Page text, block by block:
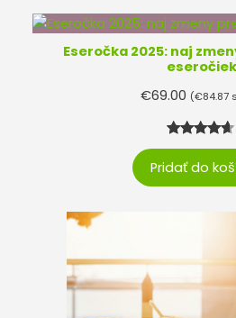
zákazníckyc
h recenzií
Eseročka 2025: naj
eseročiek
€69.00 (€84.87s
Hodnoteni
e4.50z
5 na
2
Pridať do